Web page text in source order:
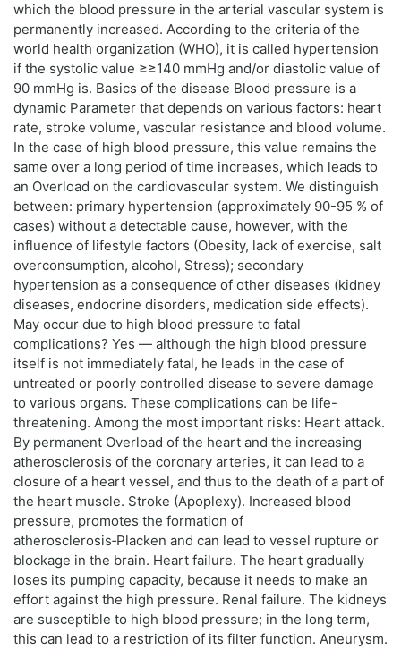
which the blood pressure in the arterial vascular system is
permanently increased. According to the criteria of the
world health organization (WHO), it is called hypertension
if the systolic value ≥≥140 mmHg and/or diastolic value of
90 mmHg is. Basics of the disease Blood pressure is a
dynamic Parameter that depends on various factors: heart
rate, stroke volume, vascular resistance and blood volume.
In the case of high blood pressure, this value remains the
same over a long period of time increases, which leads to
an Overload on the cardiovascular system. We distinguish
between: primary hypertension (approximately 90-95 % of
cases) without a detectable cause, however, with the
influence of lifestyle factors (Obesity, lack of exercise, salt
overconsumption, alcohol, Stress); secondary
hypertension as a consequence of other diseases (kidney
diseases, endocrine disorders, medication side effects).
May occur due to high blood pressure to fatal
complications? Yes — although the high blood pressure
itself is not immediately fatal, he leads in the case of
untreated or poorly controlled disease to severe damage
to various organs. These complications can be life-
threatening. Among the most important risks: Heart attack.
By permanent Overload of the heart and the increasing
atherosclerosis of the coronary arteries, it can lead to a
closure of a heart vessel, and thus to the death of a part of
the heart muscle. Stroke (Apoplexy). Increased blood
pressure, promotes the formation of
atherosclerosis‑Placken and can lead to vessel rupture or
blockage in the brain. Heart failure. The heart gradually
loses its pumping capacity, because it needs to make an
effort against the high pressure. Renal failure. The kidneys
are susceptible to high blood pressure; in the long term,
this can lead to a restriction of its filter function. Aneurysm.